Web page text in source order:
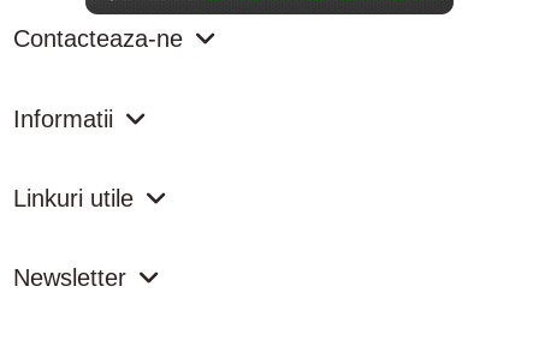
Contacteaza-ne
Informatii
Linkuri utile
Newsletter